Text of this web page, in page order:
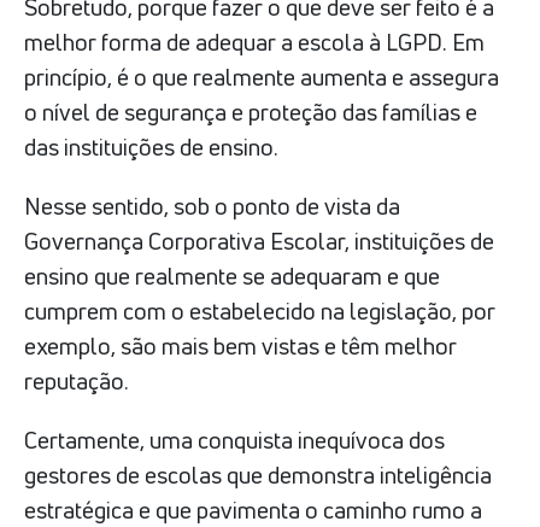
Sobretudo, porque fazer o que deve ser feito é a
melhor forma de adequar a escola à LGPD. Em
princípio, é o que realmente aumenta e assegura
o nível de segurança e proteção das famílias e
das instituições de ensino.
Nesse sentido, sob o ponto de vista da
Governança Corporativa Escolar, instituições de
ensino que realmente se adequaram e que
cumprem com o estabelecido na legislação, por
exemplo, são mais bem vistas e têm melhor
reputação.
Certamente, uma conquista inequívoca dos
gestores de escolas que demonstra inteligência
estratégica e que pavimenta o caminho rumo a